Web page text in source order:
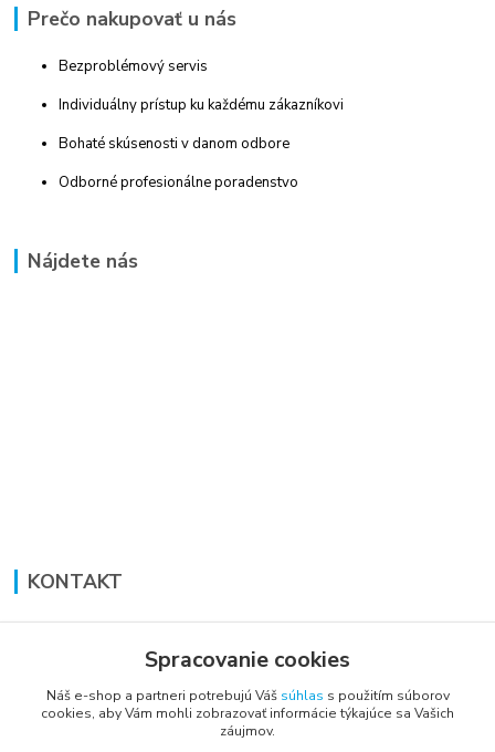
Prečo nakupovať u nás
Bezproblémový servis
Individuálny prístup ku každému zákazníkovi
Bohaté skúsenosti v danom odbore
Odborné profesionálne poradenstvo
Nájdete nás
KONTAKT
+421 948 711 774
vsetkoprenabytok@gmail.com
Spracovanie cookies
Náš e-shop a partneri potrebujú Váš súhlas s použitím súborov
cookies, aby Vám mohli zobrazovať informácie týkajúce sa Vašich
záujmov.